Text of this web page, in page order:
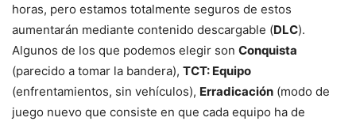
horas, pero estamos totalmente seguros de estos
aumentarán mediante contenido descargable (DLC).
Algunos de los que podemos elegir son Conquista
(parecido a tomar la bandera), TCT: Equipo
(enfrentamientos, sin vehículos), Erradicación (modo de
juego nuevo que consiste en que cada equipo ha de